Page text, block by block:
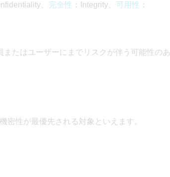
、 完全性 ：Integrity、 可用性 ：
たはユーザーにまでリスクが伴う可能性のあ
密性が最優先される対象といえます。